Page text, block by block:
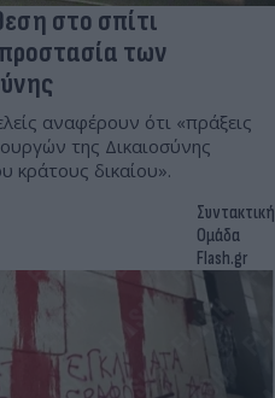
στο σπίτι
των
αναφέρουν ότι «πράξεις
της Δικαιοσύνης
κράτους δικαίου».
Συντακτική
Ομάδα
Flash.gr